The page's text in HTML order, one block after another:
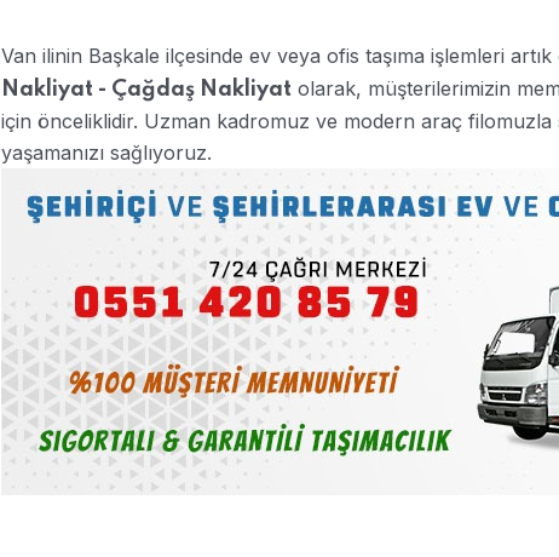
Van ilinin Başkale ilçesinde ev veya ofis taşıma işlemleri
Nakliyat - Çağdaş Nakliyat olarak, müşterilerimizin
için önceliklidir. Uzman kadromuz ve modern araç filomuzla
yaşamanızı sağlıyoruz.